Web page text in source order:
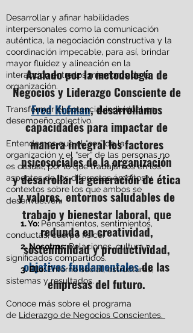
Avalado por la metodología de
Negocios y Liderazgo Consciente de
Fred Kofman, desarrollamos
capacidades para impactar de
manera integral los factores
psicosociales de la organización
y desarrollar la generación de ética
y valores, entornos saludables de
trabajo y bienestar laboral, que
redunda en creatividad,
sostenibilidad y productividad,
objetivos fundamentalesde las
empresas del futuro.
Desarrollar y afinar habilidades
interpersonales como la comunicación
auténtica, la negociación constructiva y la
coordinación impecable, para así, brindar
mayor fluidez y alineación en la
interacción entre los miembros de la
organización.
Transformar el potencial individual en
desempeño colectivo.
Entendemos que el “ser” de la
organización y el “ser” de las personas no
es casual, por lo que trabajamos en los
aspectos de los diferentes ámbitos y
contextos sobre los que ambos se
desenvuelven:
1. Yo: Pensamientos, sentimientos,
conductas, cuerpo físico.
2. Nosotros:Relaciones, cultura y
significados compartidos.
3. Ello:Entorno social, estructuras,
sistemas y resultados.
Conoce más sobre el programa
de Liderazgo de Negocios Conscientes.